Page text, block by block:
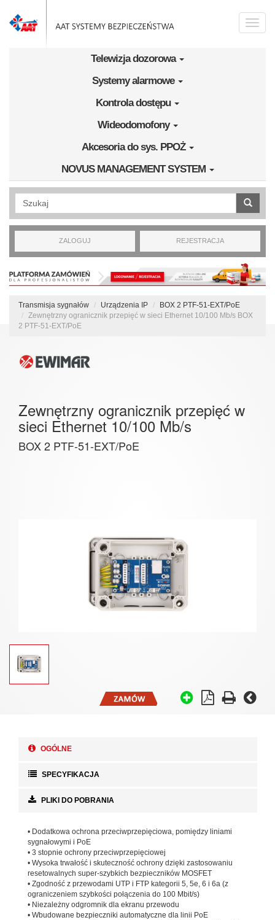
Toggle
Telewizja dozorowa
Systemy alarmowe
Kontrola dostępu
Wideodomofony
Akcesoria do sys. PPOŻ
NOVUS MANAGEMENT SYSTEM
Wyszukiwanie pełnotekstowe
ZALOGUJ REJESTRACJA
Transmisja sygnałów Urządzenia IP
BOX 2 PTF-51-EXT/PoE
Zewnętrzny ogranicznik przepięć w sieci Ethernet 10/100 Mb/s BOX
2 PTF-51-EXT/PoE
Zewnętrzny ogranicznik przepięć w
sieci Ethernet 10/100 Mb/s
BOX 2 PTF-51-EXT/PoE
OGÓLNE
SPECYFIKACJA
PLIKI DO POBRANIA
• Dodatkowa ochrona przeciwprzepięciowa, pomiędzy liniami
sygnałowymi i PoE
• 3 stopnie ochrony przeciwprzepięciowej
• Wysoka trwałość i skuteczność ochrony dzięki zastosowaniu
resetowalnych super-szybkich bezpieczników MOSFET
• Zgodność z przewodami UTP i FTP kategorii 5, 5e, 6 i 6a (z
ograniczeniem szybkości połączenia do 100 Mbit/s)
• Niezależny odgromnik dla ekranu przewodu
• Wbudowane bezpieczniki automatyczne dla linii PoE